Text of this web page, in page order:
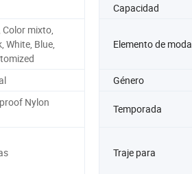
Capacidad
Color mixto,
White, Blue,
Elemento de moda
Género
Nylon
Temporada
Traje para